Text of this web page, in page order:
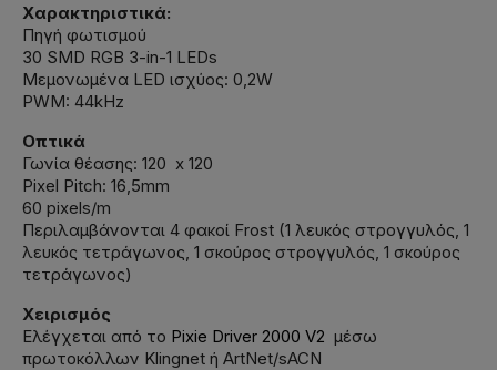
Χαρακτηριστικά:
Πηγή φωτισμού
30 SMD RGB 3-in-1 LEDs
Μεμονωμένα LED ισχύος: 0,2W
PWM: 44kHz
Οπτικά
Γωνία θέασης: 120 x 120
Pixel Pitch: 16,5mm
60 pixels/m
Περιλαμβάνονται 4 φακοί Frost (1 λευκός στρογγυλός, 1
λευκός τετράγωνος, 1 σκούρος στρογγυλός, 1 σκούρος
τετράγωνος)
Χειρισμός
Ελέγχεται από το Pixie Driver 2000 V2 μέσω
πρωτοκόλλων Klingnet ή ArtNet/sACN